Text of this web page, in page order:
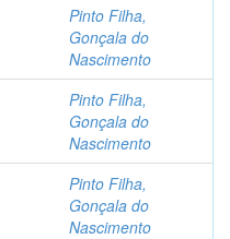
Pinto Filha,
Gonçala do
Nascimento
Pinto Filha,
Gonçala do
Nascimento
Pinto Filha,
Gonçala do
Nascimento